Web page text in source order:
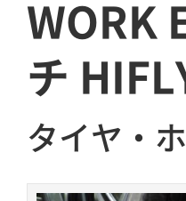
WORK
チ
タイヤ・